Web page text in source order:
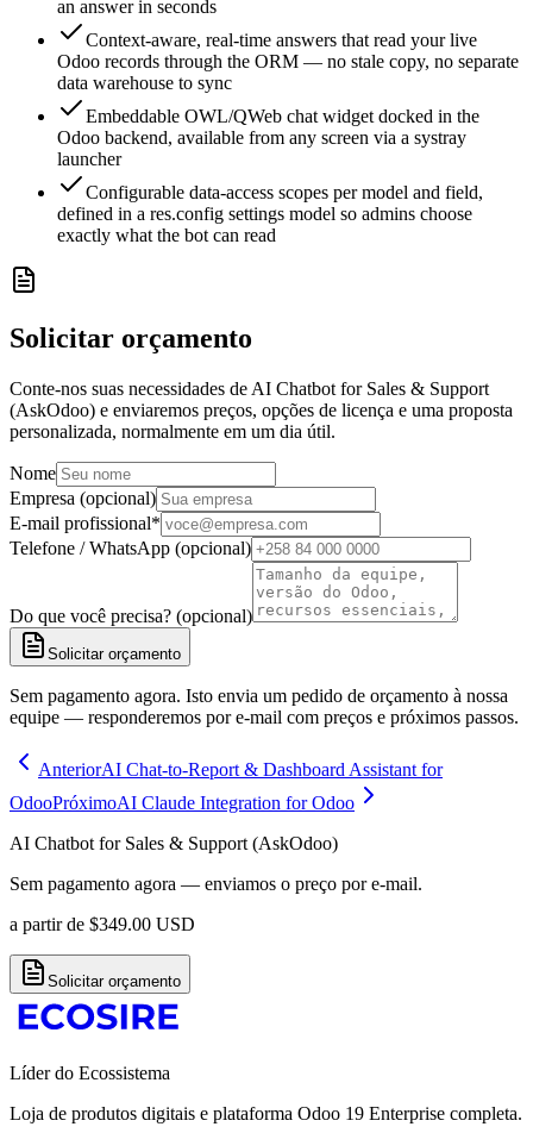
an answer in seconds
Context-aware, real-time answers that read your live
Odoo records through the ORM — no stale copy, no separate
data warehouse to sync
Embeddable OWL/QWeb chat widget docked in the
Odoo backend, available from any screen via a systray
launcher
Configurable data-access scopes per model and field,
defined in a res.config settings model so admins choose
exactly what the bot can read
Solicitar orçamento
Conte-nos suas necessidades de AI Chatbot for Sales & Support
(AskOdoo) e enviaremos preços, opções de licença e uma proposta
personalizada, normalmente em um dia útil.
Nome
Empresa (opcional)
E-mail profissional*
Telefone / WhatsApp (opcional)
Do que você precisa? (opcional)
Solicitar orçamento
Sem pagamento agora. Isto envia um pedido de orçamento à nossa
equipe — responderemos por e-mail com preços e próximos passos.
AnteriorAI Chat-to-Report & Dashboard Assistant for
OdooPróximoAI Claude Integration for Odoo
AI Chatbot for Sales & Support (AskOdoo)
Sem pagamento agora — enviamos o preço por e-mail.
a partir de $349.00 USD
Solicitar orçamento
Líder do Ecossistema
Loja de produtos digitais e plataforma Odoo 19 Enterprise completa.